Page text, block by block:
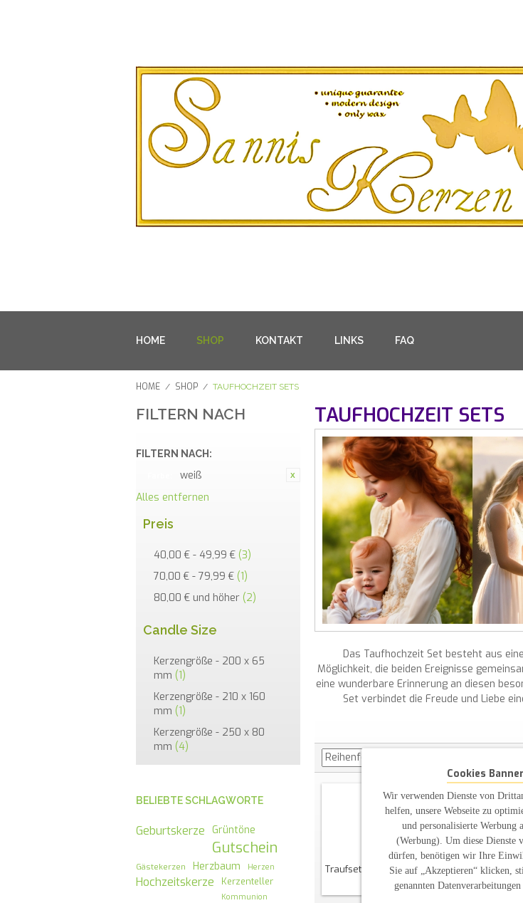
HOME SHOP KONTAKT LINKS FAQ
HOME / SHOP / TAUFHOCHZEIT SETS
FILTERN NACH
FILTERN NACH:
weiß
Alles entfernen
Preis
40,00 € - 49,99 € (3)
70,00 € - 79,99 € (1)
80,00 € und höher (2)
Candle Size
Kerzengröße - 200 x 65
mm (1)
Kerzengröße - 210 x 160
mm (1)
Kerzengröße - 250 x 80
mm (4)
TAUFHOCHZEIT SETS
Das Taufhochzeit Set besteht aus
Möglichkeit, die beiden Ereignisse
eine wunderbare Erinnerung an diesen
Set verbindet die Freude und Liebe
Traufset Strichmännchen Oval Abg.
40,00 €
BELIEBTE SCHLAGWORTE
Geburtskerze Grüntöne
Gutschein
Gästekerzen Herzbaum Herzen
Hochzeitskerze Kerzenteller
Kommunion
Cookies Banner
Wir verwenden Dienste von
helfen, unsere Webseite zu
und personalisierte Werbung
(Werbung). Um diese Dienste
dürfen, benötigen wir Ihre
Sie auf „Akzeptieren“ klicken,
genannten